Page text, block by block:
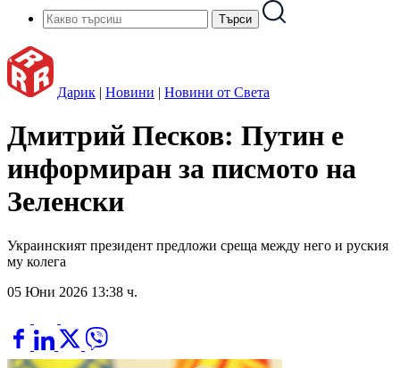
Дарик | Новини | Новини от Света
Дмитрий Песков: Путин е
информиран за писмото на
Зеленски
Украинският президент предложи среща между него и руския
му колега
05 Юни 2026 13:38 ч.